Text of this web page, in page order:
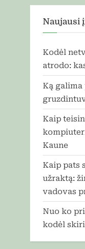
Naujausi
Kodėl
atrodo:
Ką
Kaip
Kaune
Kaip pats
užraktą:
vadovas
Nuo ko
kodėl